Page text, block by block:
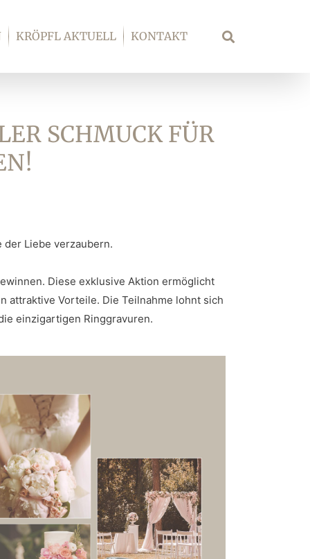
KRÖPFL AKTUELL KONTAKT Suche
SCHMUCK FÜR
der Liebe verzaubern.
Diese exklusive Aktion ermöglicht
attraktive Vorteile. Die Teilnahme lohnt sich
einzigartigen Ringgravuren.